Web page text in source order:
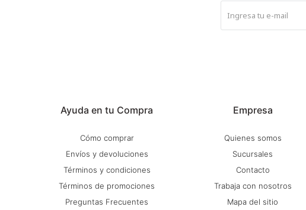
Ayuda en tu Compra
Cómo comprar
Envíos y devoluciones
Términos y condiciones
Términos de promociones
Preguntas Frecuentes
Empresa
Quienes somos
Sucursales
Contacto
Trabaja con nosotros
Mapa del sitio